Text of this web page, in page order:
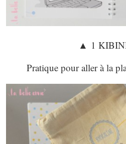
▲ 1
Pratique pour aller à la